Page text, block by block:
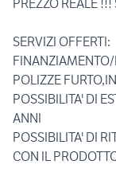
PREZZO REALE
SERVIZI OFFERTI:
FINANZIAMENTO/
POLIZZE
POSSIBILITA' DI
ANNI
POSSIBILITA' DI
CON IL